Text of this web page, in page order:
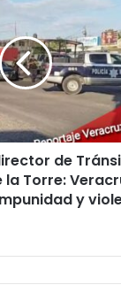
de
Torre:
y